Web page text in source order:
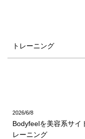
トレーニング
2026/6/8
Bodyfeelを美容系サイ
レーニング